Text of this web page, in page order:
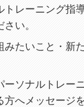
トレーニング指
い。
みたいこと・新
ーソナルトレー
方へメッセージ